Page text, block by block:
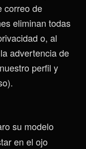
correo de
eliminan todas
o, al
advertencia de
perfil y
su modelo
en el ojo